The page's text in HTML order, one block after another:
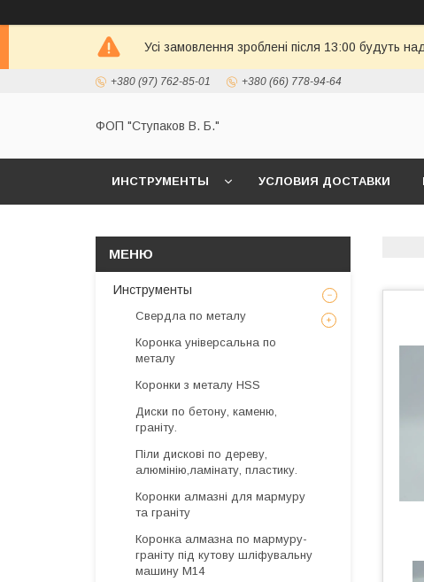
Усі замовлення зроблені після 13:00 будуть
+380 (97) 762-85-01 +380 (66) 778-94-64
ФОП "Ступаков В. Б."
ИНСТРУМЕНТЫ УСЛОВИЯ ДОСТАВКИ
Инструменты
Свердла по металу
Коронка універсальна по
металу
Коронки з металу HSS
Диски по бетону, каменю,
граніту.
Піли дискові по дереву,
алюмінію,ламінату, пластику.
Коронки алмазні для мармуру
та граніту
Коронка алмазна по мармуру-
граніту під кутову шліфувальну
машину М14